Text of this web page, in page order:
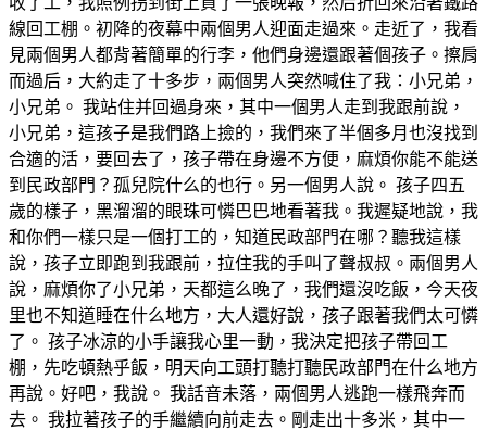
線回工棚。初降的夜幕中兩個男人迎面走過來。走近了，我看
見兩個男人都背著簡單的行李，他們身邊還跟著個孩子。擦肩
而過后，大約走了十多步，兩個男人突然喊住了我：小兄弟，
小兄弟。 我站住并回過身來，其中一個男人走到我跟前說，
小兄弟，這孩子是我們路上撿的，我們來了半個多月也沒找到
合適的活，要回去了，孩子帶在身邊不方便，麻煩你能不能送
到民政部門？孤兒院什么的也行。另一個男人說。 孩子四五
歲的樣子，黑溜溜的眼珠可憐巴巴地看著我。我遲疑地說，我
和你們一樣只是一個打工的，知道民政部門在哪？聽我這樣
說，孩子立即跑到我跟前，拉住我的手叫了聲叔叔。兩個男人
說，麻煩你了小兄弟，天都這么晚了，我們還沒吃飯，今天夜
里也不知道睡在什么地方，大人還好說，孩子跟著我們太可憐
了。 孩子冰涼的小手讓我心里一動，我決定把孩子帶回工
棚，先吃頓熱乎飯，明天向工頭打聽打聽民政部門在什么地方
再說。好吧，我說。 我話音未落，兩個男人逃跑一樣飛奔而
去。 我拉著孩子的手繼續向前走去。剛走出十多米，其中一